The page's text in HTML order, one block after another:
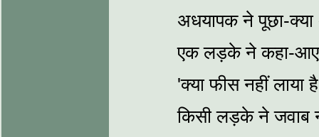
अधयापक ने पूछा-
एक लड़के ने कहा-आए
'क्या फीस नहीं लाया
किसी लड़के ने जवाब